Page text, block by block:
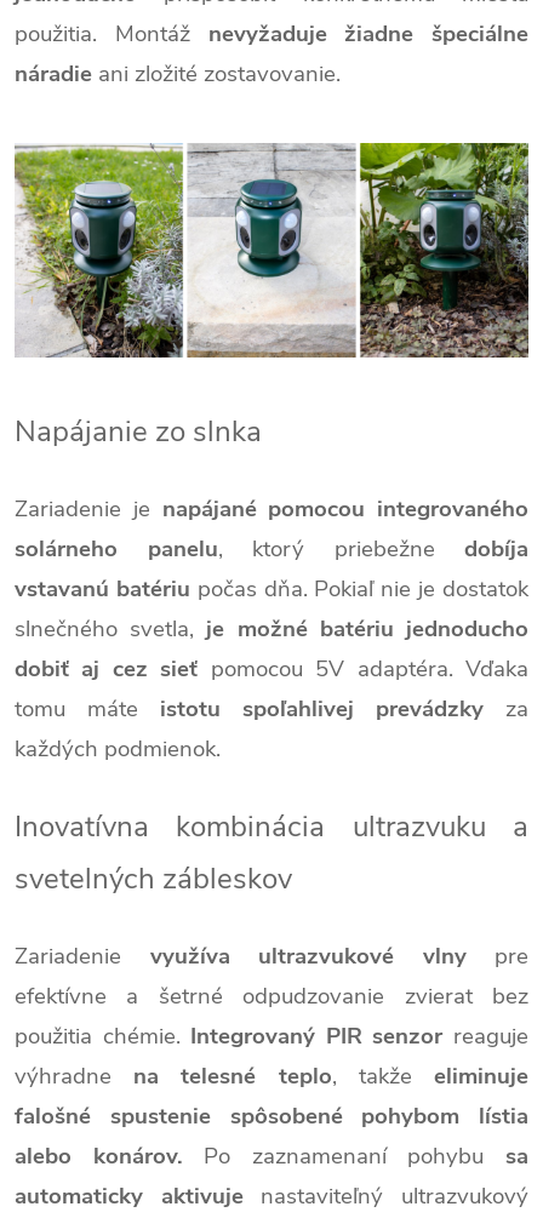
použitia. Montáž nevyžaduje žiadne špeciálne
náradie ani zložité zostavovanie.
Napájanie zo slnka
Zariadenie je napájané pomocou integrovaného
solárneho panelu, ktorý priebežne dobíja
vstavanú batériu počas dňa. Pokiaľ nie je dostatok
slnečného svetla, je možné batériu jednoducho
dobiť aj cez sieť pomocou 5V adaptéra. Vďaka
tomu máte istotu spoľahlivej prevádzky za
každých podmienok.
Inovatívna kombinácia ultrazvuku a
svetelných zábleskov
Zariadenie využíva ultrazvukové vlnypre
efektívne a šetrné odpudzovanie zvierat bez
použitia chémie. Integrovaný PIR senzorreaguje
výhradne na telesné teplo, takžeeliminuje
falošné spustenie spôsobené pohybom lístia
alebo konárov. Po zaznamenaní pohybusa
automaticky aktivujenastaviteľný ultrazvukový